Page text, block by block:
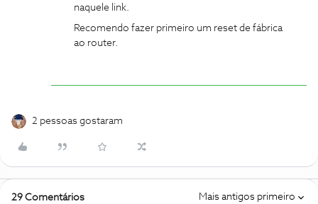
naquele link.
Recomendo fazer primeiro um reset de fábrica
ao router.
2 pessoas gostaram
29 Comentários Mais antigos primeiro